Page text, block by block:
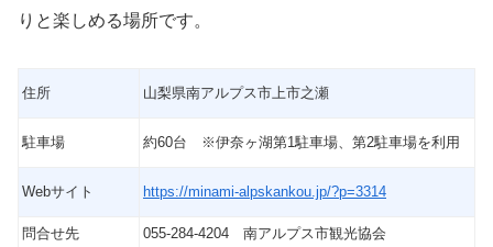
りと楽しめる場所です。
住所 山梨県南アルプス市上市之瀬
駐車場 約60台 ※伊奈ヶ湖第1駐車場、第2駐車場を利用
Webサイト https://minami-alpskankou.jp/?p=3314
問合せ先 055-284-4204 南アルプス市観光協会